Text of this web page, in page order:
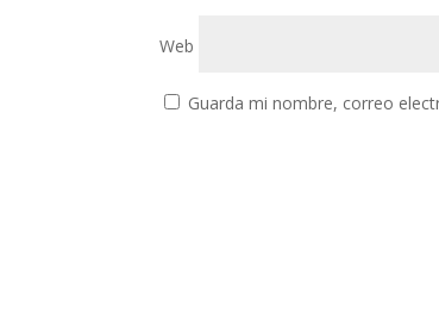
Web
Guarda mi nombre, correo